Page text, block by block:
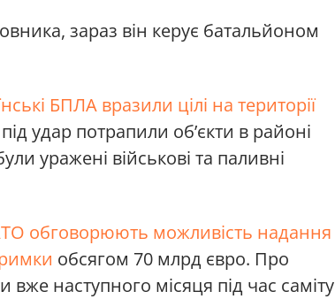
зараз він керує батальйоном
БПЛА вразили цілі на території
удар потрапили об’єкти в районі
уражені військові та паливні
обговорюють можливість надання
обсягом 70 млрд євро. Про
наступного місяця під час саміту